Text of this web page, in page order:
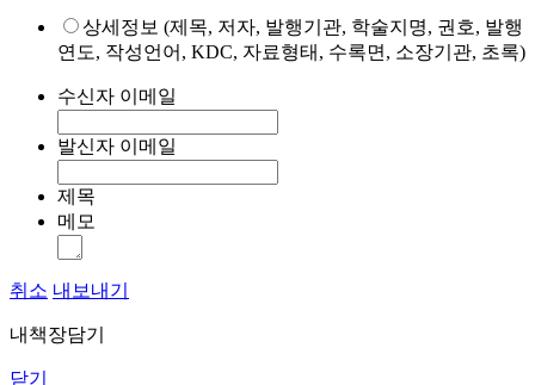
상세정보 (제목, 저자, 발행기관, 학술지명, 권호, 발행
연도, 작성언어, KDC, 자료형태, 수록면, 소장기관, 초록)
수신자 이메일
발신자 이메일
제목
메모
취소 내보내기
내책장담기
닫기